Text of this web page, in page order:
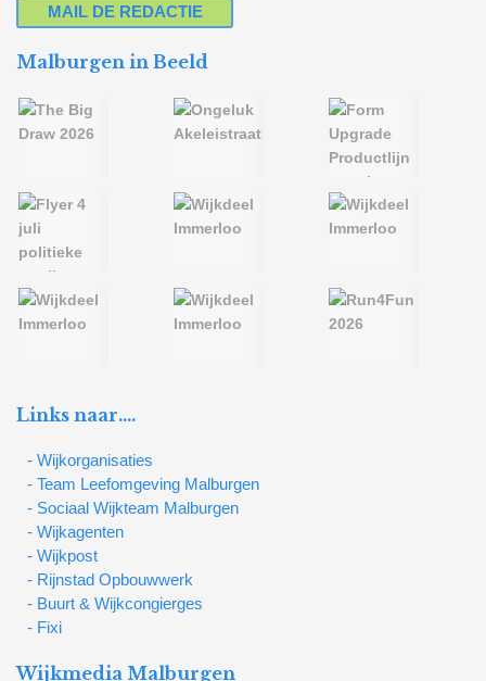
MAIL DE REDACTIE
Malburgen in Beeld
Links naar….
- Wijkorganisaties
- Team Leefomgeving Malburgen
- Sociaal Wijkteam Malburgen
- Wijkagenten
- Wijkpost
- Rijnstad Opbouwwerk
- Buurt & Wijkcongierges
- Fixi
Wijkmedia Malburgen